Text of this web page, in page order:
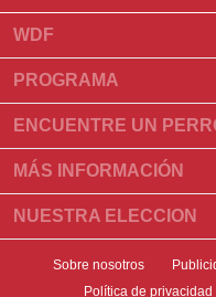
WDF
Sobre nosotros
¿Qué es World Dog
¿Qué asociaciones
Contacto
Nuestros socios
Boletin informativo
PROGRAMA
Programa de criadores
Programa para
ENCUENTRE UN
Encontrar un criadero
Compre un perro
Encontrar una camada
Adopte un perro
MÁS INFORMACIÓN
Razas
Historias destacadas
NUESTRA ELECCION
Los 10 mejores perros
Sobre nosotros
Política de privacidad